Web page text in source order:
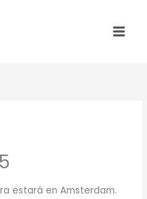
estará en Amsterdam.